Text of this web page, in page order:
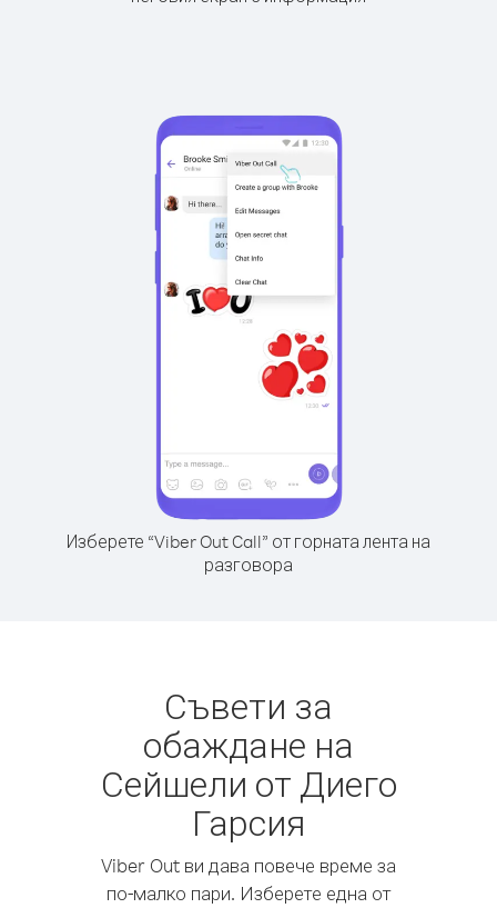
Изберете “Viber Out Call” от горната лента на
разговора
Съвети за
обаждане на
Сейшели от Диего
Гарсия
Viber Out ви дава повече време за
по-малко пари. Изберете една от